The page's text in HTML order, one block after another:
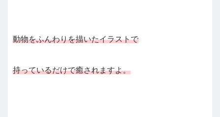
動物をふんわりを描いたイラストで
持っているだけで癒されますよ。